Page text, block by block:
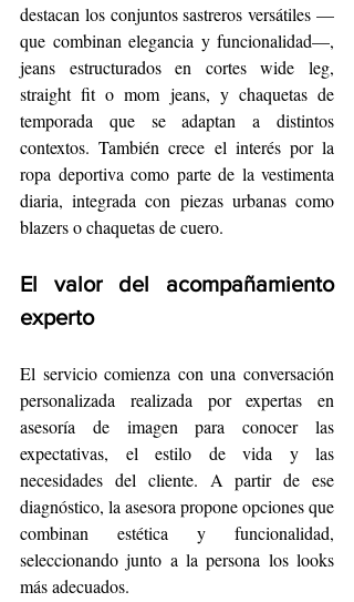
destacan los conjuntos sastreros versátiles —
que combinan elegancia y funcionalidad—,
jeans estructurados en cortes wide leg,
straight fit o mom jeans, y chaquetas de
temporada que se adaptan a distintos
contextos. También crece el interés por la
ropa deportiva como parte de la vestimenta
diaria, integrada con piezas urbanas como
blazers o chaquetas de cuero.
El valor del acompañamiento
experto
El servicio comienza con una conversación
personalizada realizada por expertas en
asesoría de imagen para conocer las
expectativas, el estilo de vida y las
necesidades del cliente. A partir de ese
diagnóstico, la asesora propone opciones que
combinan estética y funcionalidad,
seleccionando junto a la persona los looks
más adecuados.